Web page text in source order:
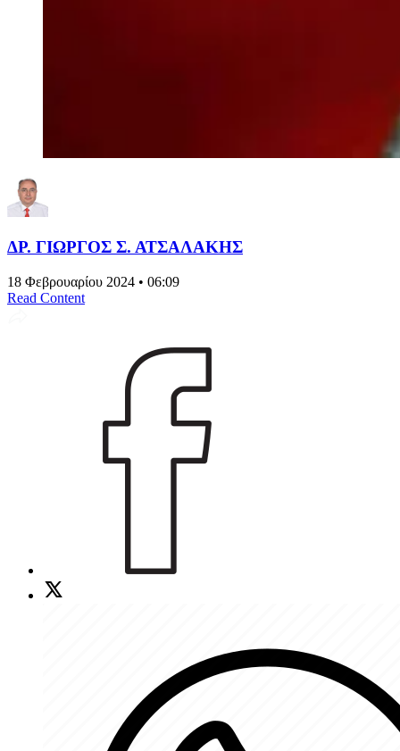
ΔΡ. ΓΙΩΡΓΟΣ Σ. ΑΤΣΑΛΑΚΗΣ
18 Φεβρουαρίου 2024 • 06:09
Read Content